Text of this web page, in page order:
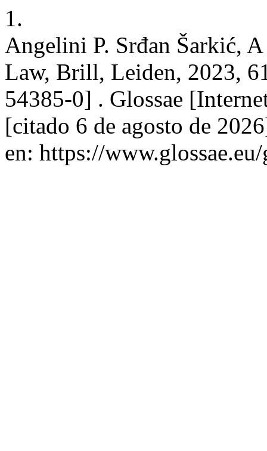
1.
Angelini P. Srđan Šarkić,
Law, Brill, Leiden, 2023,
54385-0] . Glossae
[citado 6 de agosto de
en: https://